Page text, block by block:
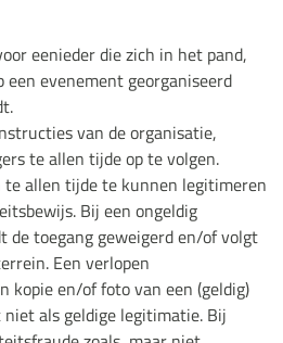
eenieder die zich in het pand,
evenement georganiseerd
van de organisatie,
te allen tijde op te volgen.
te allen tijde te kunnen legitimeren
Bij een ongeldig
toegang geweigerd en/of volgt
Een verlopen
kopie en/of foto van een (geldig)
als geldige legitimatie. Bij